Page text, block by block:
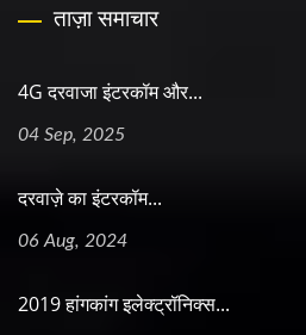
ताज़ा समाचार
4G दरवाजा इंटरकॉम और...
04 Sep, 2025
दरवाज़े का इंटरकॉम...
06 Aug, 2024
2019 हांगकांग इलेक्ट्रॉनिक्स...